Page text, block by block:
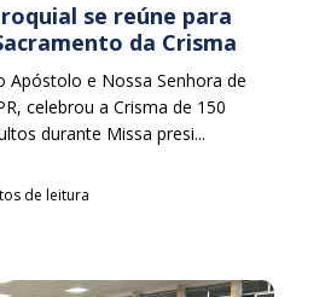
se reúne para
da Crisma
Apóstolo e Nossa Senhora de
celebrou a Crisma de 150
durante Missa presi...
de leitura